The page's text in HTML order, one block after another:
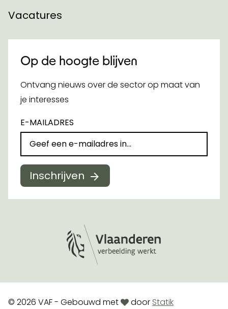
Vacatures
Op de hoogte blijven
Ontvang nieuws over de sector op maat van
je interesses
E-MAILADRES
Inschrijven
© 2026 VAF - Gebouwd metlovedoor Statik